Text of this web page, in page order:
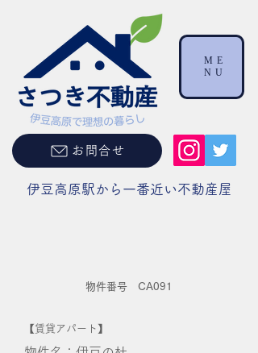
伊豆高原駅から一番近い不動産屋
お問合せ
ME
NU
物件番号 CA091
【賃貸アパート】